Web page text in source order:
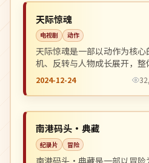
美国
天际惊魂
电视剧 动作
天际惊魂是一部以动作为核
机、反转与人物成长展开，
观看。
2024-12-24
中国
南港码头·典藏
纪录片 冒险